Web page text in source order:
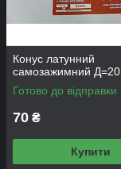
Конус латунний
самозажимний Д=20
Готово до відправки
70 ₴
Купити